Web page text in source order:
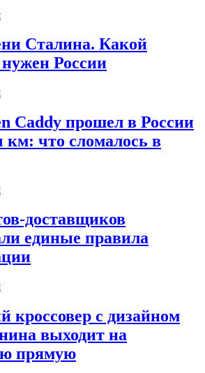
Сталина. Какой
России
Caddy прошел в России
км: что сломалось в
доставщиков
единые правила
кроссовер с дизайном
выходит на
прямую